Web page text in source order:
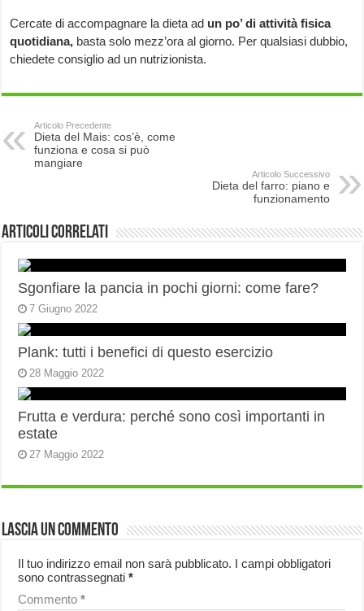
Cercate di accompagnare la dieta ad un po’ di attività fisica
quotidiana, basta solo mezz’ora al giorno. Per qualsiasi dubbio,
chiedete consiglio ad un nutrizionista.
Articolo Precedente
Dieta del Mais: cos’è, come
funziona e cosa si può
mangiare
Articolo Successivo
Dieta del farro: piano e
funzionamento
Articoli correlati
Sgonfiare la pancia in pochi giorni: come fare?
7 Giugno 2022
Plank: tutti i benefici di questo esercizio
28 Maggio 2022
Frutta e verdura: perché sono così importanti in
estate
27 Maggio 2022
Lascia un commento
Il tuo indirizzo email non sarà pubblicato. I campi obbligatori
sono contrassegnati*
Commento*